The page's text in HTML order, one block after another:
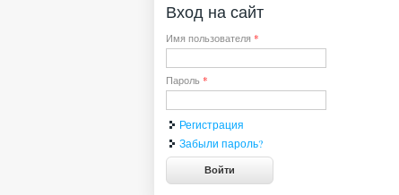
Вход на сайт
Имя пользователя *
Пароль *
Регистрация
Забыли пароль?